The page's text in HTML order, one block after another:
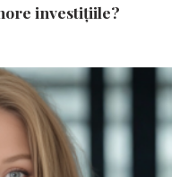
investițiile?